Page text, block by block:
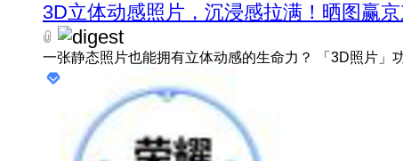
3D立体动感照片，沉浸感拉满！晒图赢